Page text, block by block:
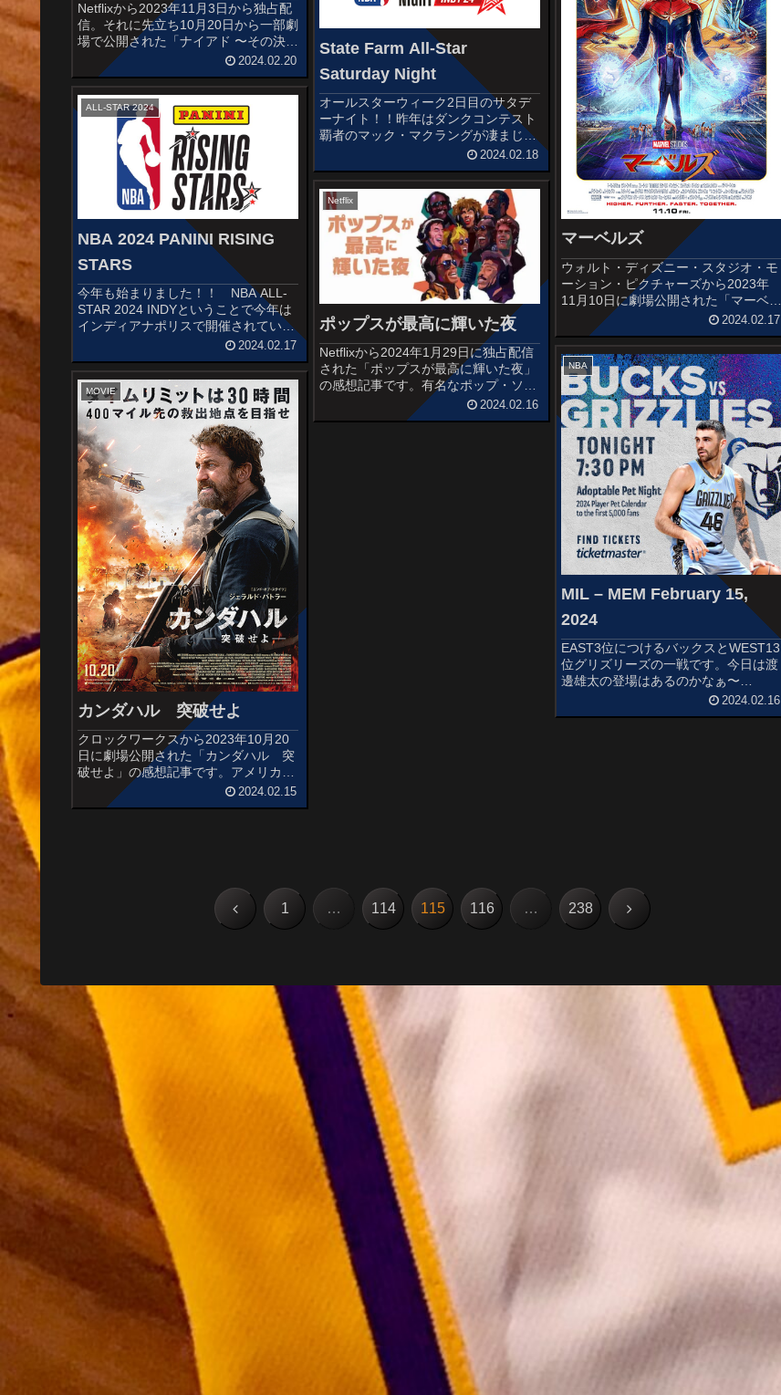
Netflixから2023年11月3日から独占配
信。それに先立ち10月20日から一部劇
場で公開された「ナイアド 〜その決意
は海を越える〜」の感想記事です。64
歳でフロリダ海峡を泳いで渡るという
偉業を成し遂げたスイマー、ダイア
ナ・ナイアドの実...
2024.02.20
State Farm All-Star
Saturday Night
オールスターウィーク2日目のサタデ
ーナイト！！昨年はダンクコンテスト
覇者のマック・マクラングが凄まじか
った印象が強いですが、2連覇なるか
注目ですね〜Kia Skills Challenge もは
やおもしろ担当と言って良いスコッテ
ィ・バーンズ...
2024.02.18
マーベルズ
ウォルト・ディズニー・スタジオ・モ
ーション・ピクチャーズから2023年
11月10日に劇場公開された「マーベル
ズ」の感想記事です。アベンジャーズ
最強ともいわれる女性ヒーロー”キャ
プテン・マーベル”を主役に描いた映
画「キャプテン・マーベル」(2...
2024.02.17
ALL-STAR 2024
NBA 2024 PANINI RISING
STARS
今年も始まりました！！ NBA ALL-
STAR 2024 INDYということで今年は
インディアナポリスで開催されていま
す！！若手有力選手たちによる
RISING STARSは、毎年新しい発掘も
あったりするので楽しみですね～
Ruffles N...
2024.02.17
Netflix
ポップスが最高に輝いた夜
Netflixから2024年1月29日に独占配信
された「ポップスが最高に輝いた夜」
の感想記事です。有名なポップ・ソン
グ「ウィ・アー・ザ・ワールド」の創
作と1985年のレコーディングのドキュ
2024.02.16
NBA
MIL – MEM February 15,
2024
EAST3位につけるバックスとWEST13
位グリズリーズの一戦です。今日は渡
邊雄太の登場はあるのかなぁ〜
STARTERSMILWAUKEE BUCKSJae
CrowderDamian LillardBrook
2024.02.16
MOVIE
カンダハル 突破せよ
クロックワークスから2023年10月20
日に劇場公開された「カンダハル 突
破せよ」の感想記事です。アメリカ国
防情報局の職員ミッチェル・ラフォー
チュンがアフガニスタン赴任時に体験
2024.02.15
前 1 … 114 115 116 … 238 次